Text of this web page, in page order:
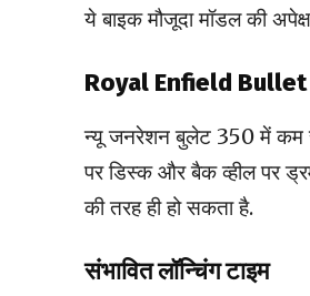
ये बाइक मौजूदा मॉडल की
Royal Enfield
न्यू जनरेशन बुलेट 350 में कम
पर डिस्क और बैक व्हील पर
की तरह ही हो सकता है.
संभावित लॉन्चिंग टाइम